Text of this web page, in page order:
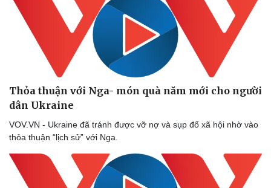
Thỏa thuận với Nga- món quà năm mới cho người
dân Ukraine
VOV.VN - Ukraine đã tránh được vỡ nợ và sụp đổ xã hội nhờ vào
thỏa thuận “lịch sử” với Nga.